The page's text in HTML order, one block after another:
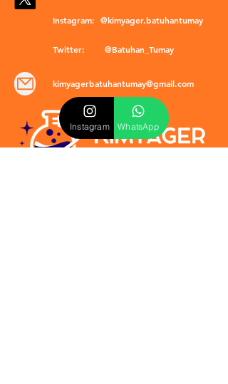
Instagram: @kimyager.batuhantumay
Twitter: @Batuhan_Tumay
kimyagerbatuhantumay@gmail.com
Instagram WhatsApp